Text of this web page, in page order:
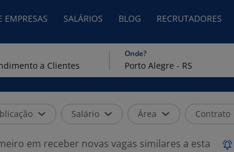
EMPRESAS SALÁRIOS BLOG RECRUTADORES
Onde?
Salário Área Contrato
em receber novas vagas similares a esta